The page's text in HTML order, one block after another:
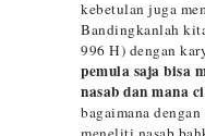
kebetulan juga
Bandingkanlah
996 H) dengan
pemula saja bisa
nasab dan mana
bagaimana